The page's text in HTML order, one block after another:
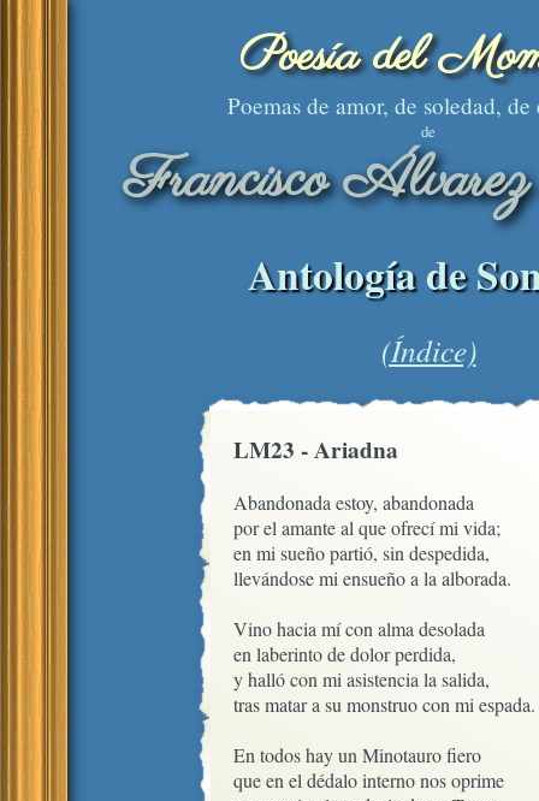
Poesía del
Poemas de amor, de soledad, de
de
Francisco
Antología de
(Índice)
LM23 - Ariadna
Abandonada estoy, abandonada
por el amante al que ofrecí mi vida;
en mi sueño partió, sin despedida,
llevándose mi ensueño a la alborada.
Vino hacia mí con alma desolada
en laberinto de dolor perdida,
y halló con mi asistencia la salida,
tras matar a su monstruo con mi espada.
En todos hay un Minotauro fiero
que en el dédalo interno nos oprime